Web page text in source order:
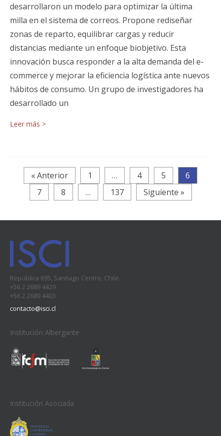
desarrollaron un modelo para optimizar la última
milla en el sistema de correos. Propone rediseñar
zonas de reparto, equilibrar cargas y reducir
distancias mediante un enfoque biobjetivo. Esta
innovación busca responder a la alta demanda del e-
commerce y mejorar la eficiencia logística ante nuevos
hábitos de consumo. Un grupo de investigadores ha
desarrollado un
Leer más >
« Anterior 1 … 4 5
6
7
8 … 137 Siguiente »
República 695, Santiago Centro, Chile.
+56 2 2689 4429
+56 2 2689 4403
contacto@isci.cl
Institución Albergante
Institución Asociada